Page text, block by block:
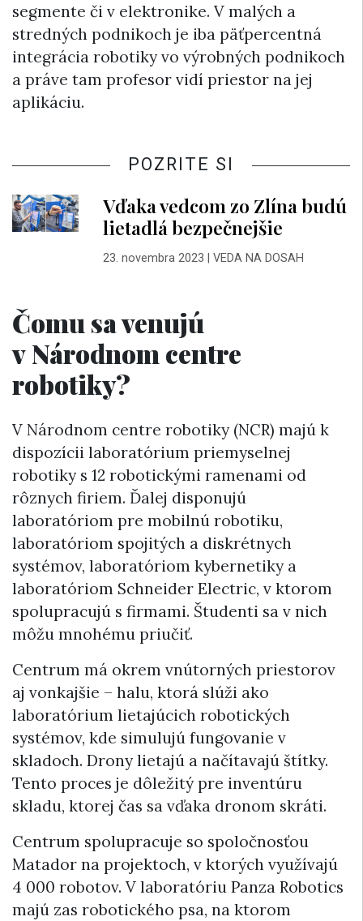
segmente či v elektronike. V malých a
stredných podnikoch je iba päťpercentná
integrácia robotiky vo výrobných podnikoch
a práve tam profesor vidí priestor na jej
aplikáciu.
POZRITE SI
Vďaka vedcom zo Zlína budú
lietadlá bezpečnejšie
23. novembra 2023 VEDA NA DOSAH
Čomu sa venujú
v Národnom centre
robotiky?
V Národnom centre robotiky (NCR) majú k
dispozícii laboratórium priemyselnej
robotiky s 12 robotickými ramenami od
rôznych firiem. Ďalej disponujú
laboratóriom pre mobilnú robotiku,
laboratóriom spojitých a diskrétnych
systémov, laboratóriom kybernetiky a
laboratóriom Schneider Electric, v ktorom
spolupracujú s firmami. Študenti sa v nich
môžu mnohému priučiť.
Centrum má okrem vnútorných priestorov
aj vonkajšie – halu, ktorá slúži ako
laboratórium lietajúcich robotických
systémov, kde simulujú fungovanie v
skladoch. Drony lietajú a načítavajú štítky.
Tento proces je dôležitý pre inventúru
skladu, ktorej čas sa vďaka dronom skráti.
Centrum spolupracuje so spoločnosťou
Matador na projektoch, v ktorých využívajú
4 000 robotov. V laboratóriu Panza Robotics
majú zas robotického psa, na ktorom